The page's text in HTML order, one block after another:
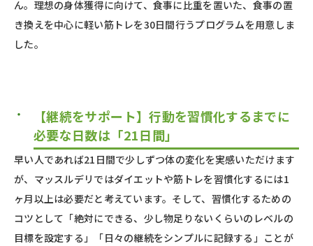
ん。理想の身体獲得に向けて、食事に比重を置いた、食事の置
き換えを中心に軽い筋トレを30日間行うプログラムを用意しま
した。
【継続をサポート】行動を習慣化するまでに
必要な日数は「21日間」
早い人であれば21日間で少しずつ体の変化を実感いただけます
が、マッスルデリではダイエットや筋トレを習慣化するには1
ヶ月以上は必要だと考えています。そして、習慣化するための
コツとして「絶対にできる、少し物足りないくらいのレベルの
目標を設定する」「日々の継続をシンプルに記録する」ことが